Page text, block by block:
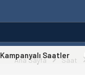
Kampanyalı Saatler
Ana Sayfa Saat